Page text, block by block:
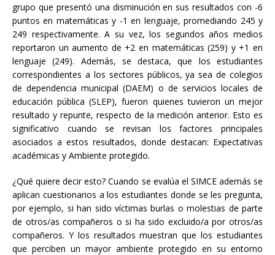
grupo que presentó una disminución en sus resultados con -6
puntos en matemáticas y -1 en lenguaje, promediando 245 y
249 respectivamente. A su vez, los segundos años medios
reportaron un aumento de +2 en matemáticas (259) y +1 en
lenguaje (249). Además, se destaca, que los estudiantes
correspondientes a los sectores públicos, ya sea de colegios
de dependencia municipal (DAEM) o de servicios locales de
educación pública (SLEP), fueron quienes tuvieron un mejor
resultado y repunte, respecto de la medición anterior. Esto es
significativo cuando se revisan los factores principales
asociados a estos resultados, donde destacan: Expectativas
académicas y Ambiente protegido.
¿Qué quiere decir esto? Cuando se evalúa el SIMCE además se
aplican cuestionarios a los estudiantes donde se les pregunta,
por ejemplo, si han sido víctimas burlas o molestias de parte
de otros/as compañeros o si ha sido excluido/a por otros/as
compañeros. Y los resultados muestran que los estudiantes
que perciben un mayor ambiente protegido en su entorno